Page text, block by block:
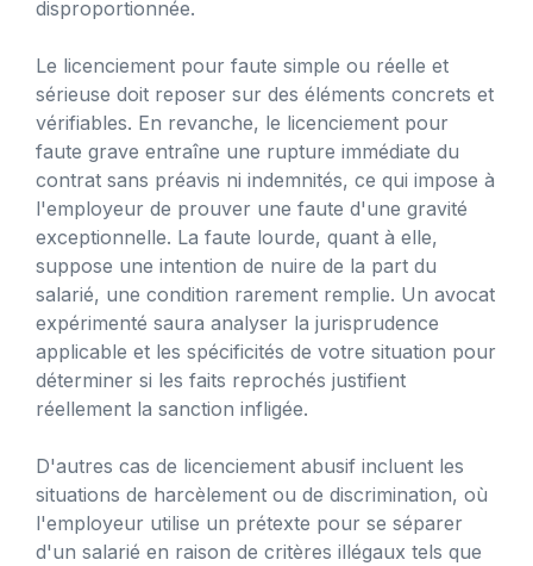
disproportionnée.
Le licenciement pour faute simple ou réelle et
sérieuse doit reposer sur des éléments concrets et
vérifiables. En revanche, le licenciement pour
faute grave entraîne une rupture immédiate du
contrat sans préavis ni indemnités, ce qui impose à
l'employeur de prouver une faute d'une gravité
exceptionnelle. La faute lourde, quant à elle,
suppose une intention de nuire de la part du
salarié, une condition rarement remplie. Un avocat
expérimenté saura analyser la jurisprudence
applicable et les spécificités de votre situation pour
déterminer si les faits reprochés justifient
réellement la sanction infligée.
D'autres cas de licenciement abusif incluent les
situations de harcèlement ou de discrimination, où
l'employeur utilise un prétexte pour se séparer
d'un salarié en raison de critères illégaux tels que